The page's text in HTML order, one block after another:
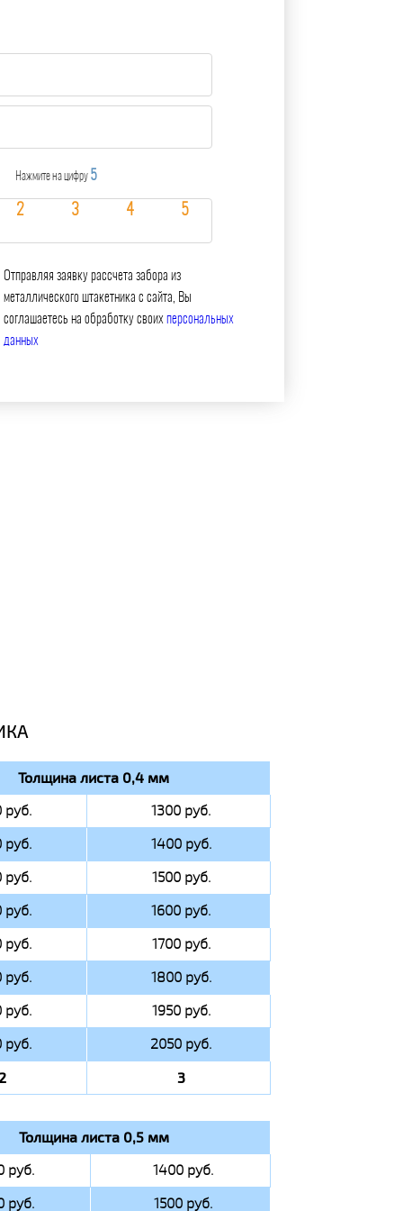
Нажмите на цифру 5
Отправляя заявку рассчета забора из
металлического штакетника с сайта, Вы
соглашаетесь на обработку своих персональных
данных
Толщина листа 0,4 мм
руб.
1300 руб.
руб.
1400 руб.
руб.
1500 руб.
руб.
1600 руб.
руб.
1700 руб.
руб.
1800 руб.
руб.
1950 руб.
руб. 2050 руб.
3
Толщина листа 0,5 мм
руб.
1400 руб.
руб. 1500 руб.